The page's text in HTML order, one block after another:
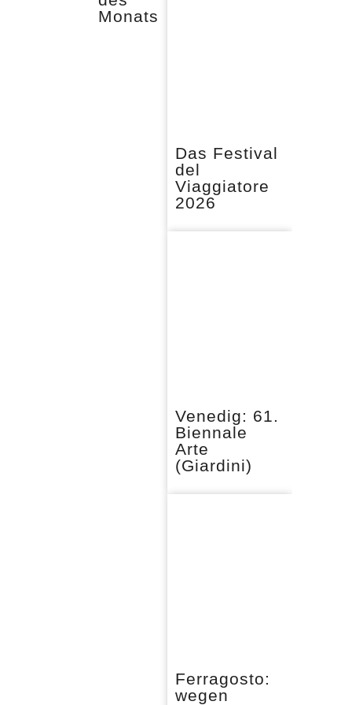
Monats
Das Festival
del
Viaggiatore
2026
Venedig: 61.
Biennale
Arte
(Giardini)
Ferragosto:
wegen